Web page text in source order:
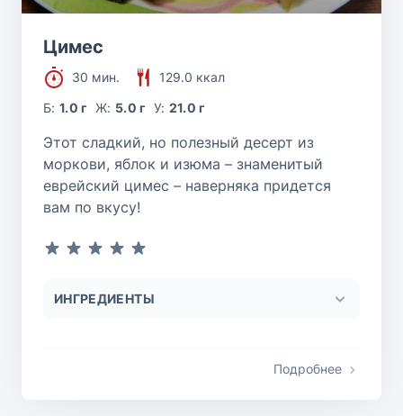
Цимес
30 мин.
129.0 ккал
Б:1.0 г Ж: 5.0 г У: 21.0 г
Этот сладкий, но полезный десерт из
моркови, яблок и изюма – знаменитый
еврейский цимес – наверняка придется
вам по вкусу!
ИНГРЕДИЕНТЫ
Подробнее